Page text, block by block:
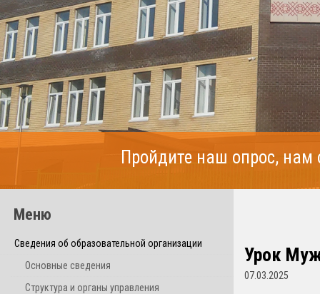
Пройдите наш опрос,
Меню
Сведения об образовательной организации
Основные сведения
Структура и органы управления
Урок
07.03.2025